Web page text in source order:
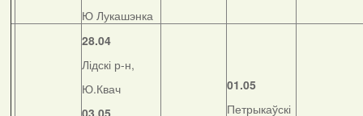
Ю Лукашэнка
28.04
Лідскі р-н,
Ю.Квач
03.05
01.05
Петрыкаўскі